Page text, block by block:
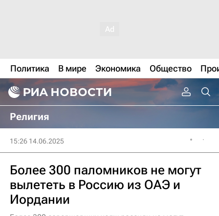
Политика В мире Экономика Общество
Религия
15:26 14.06.2025
Более 300 паломников не могут
вылететь в Россию из ОАЭ и
Иордании